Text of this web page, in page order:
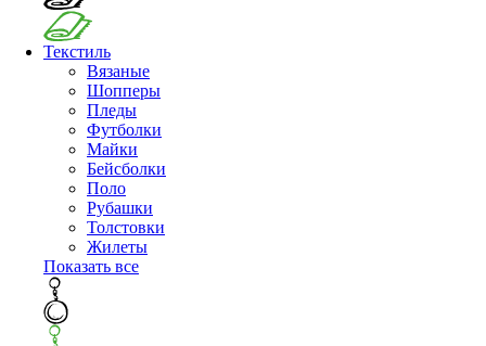
Текстиль
Вязаные
Шопперы
Пледы
Футболки
Майки
Бейсболки
Поло
Рубашки
Толстовки
Жилеты
Показать все